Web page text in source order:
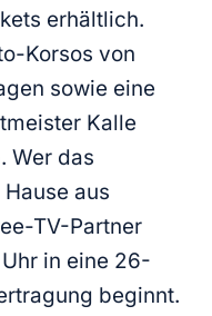
erhältlich.
Korsos von
sowie eine
Kalle
Wer das
aus
TV-Partner
in eine 26-
beginnt.